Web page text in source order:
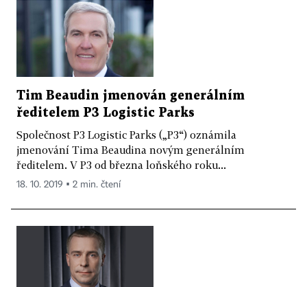
Tim Beaudin jmenován generálním
ředitelem P3 Logistic Parks
Společnost P3 Logistic Parks („P3“) oznámila
jmenování Tima Beaudina novým generálním
ředitelem. V P3 od března loňského roku...
18. 10. 2019 ▪ 2 min. čtení